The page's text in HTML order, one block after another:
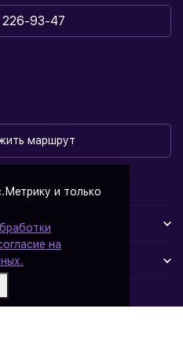
и только
на
226-93-47
маршрут